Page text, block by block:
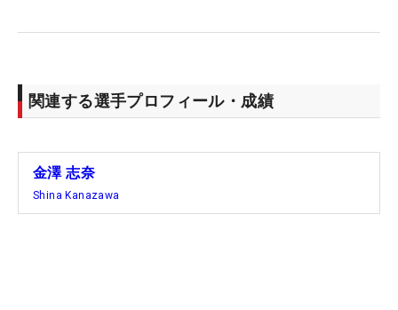
関連する選手プロフィール・成績
金澤 志奈
Shina Kanazawa